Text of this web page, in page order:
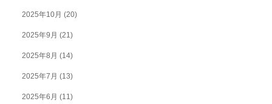
2025年10月 (20)
2025年9月 (21)
2025年8月 (14)
2025年7月 (13)
2025年6月 (11)